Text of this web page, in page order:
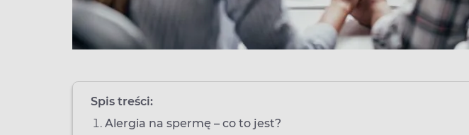
Spis treści:
Alergia na spermę – co to jest?